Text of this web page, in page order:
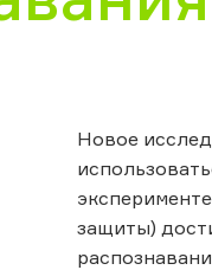
Новое
защиты)